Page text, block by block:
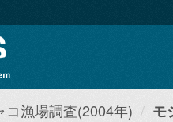
コ漁場調査(2004年) モ